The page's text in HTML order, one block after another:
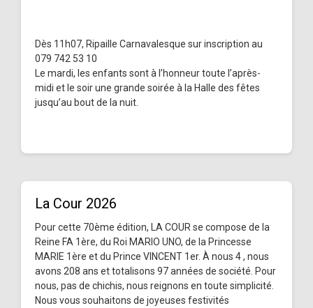
Dès 11h07, Ripaille Carnavalesque sur inscription au
079 742 53 10
Le mardi, les enfants sont à l’honneur toute l’après-
midi et le soir une grande soirée à la Halle des fêtes
jusqu’au bout de la nuit.
La Cour 2026
Pour cette 70ème édition, LA COUR se compose de la
Reine FA 1ère, du Roi MARIO UNO, de la Princesse
MARIE 1ère et du Prince VINCENT 1er. À nous 4 , nous
avons 208 ans et totalisons 97 années de société. Pour
nous, pas de chichis, nous reignons en toute simplicité.
Nous vous souhaitons de joyeuses festivités